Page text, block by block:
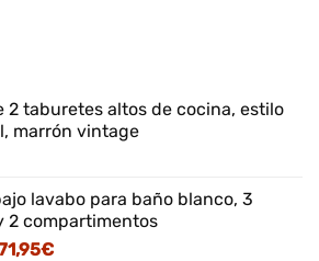
2 taburetes altos de cocina, estilo
marrón vintage
lavabo para baño blanco, 3
2 compartimentos
€El